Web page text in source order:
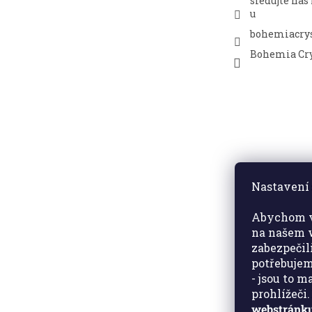
Nastavení
Abychom
na našem
- jsou to
prohlížeči.
u
Bohemia